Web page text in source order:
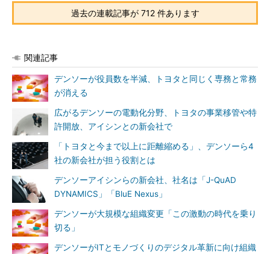
過去の連載記事が 712 件あります
関連記事
デンソーが役員数を半減、トヨタと同じく専務と常務
が消える
広がるデンソーの電動化分野、トヨタの事業移管や特
許開放、アイシンとの新会社で
「トヨタと今まで以上に距離縮める」、デンソーら4
社の新会社が担う役割とは
デンソーアイシンらの新会社、社名は「J-QuAD
DYNAMICS」「BluE Nexus」
デンソーが大規模な組織変更「この激動の時代を乗り
切る」
デンソーがITとモノづくりのデジタル革新に向け組織